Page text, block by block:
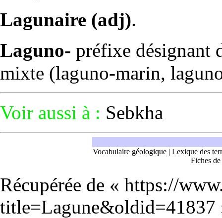
Lagunaire (adj).
Laguno- préfixe désignant
mixte (laguno-marin,
Voir aussi à : Sebkha
Vocabulaire géologique| Lexique des
Fiches
Récupérée de « https://
title=Lagune&oldid=41837